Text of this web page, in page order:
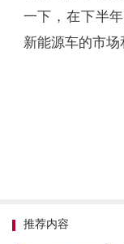
一下，在下半
新能源车的市场
推荐内容